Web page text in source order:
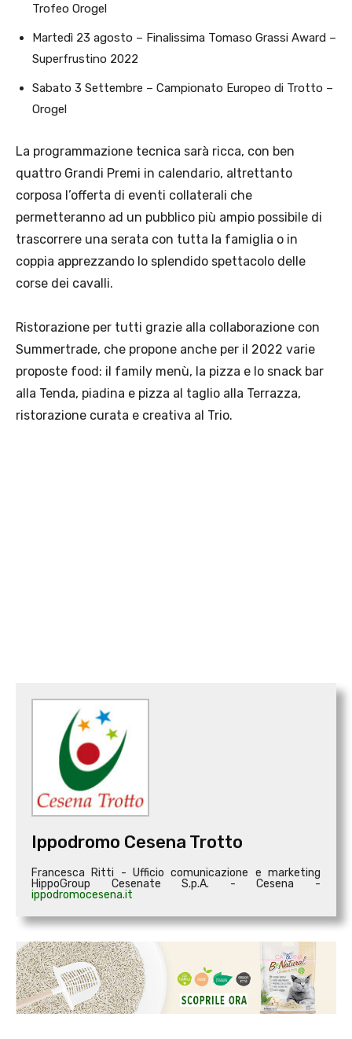
Trofeo Orogel
Martedì 23 agosto – Finalissima Tomaso Grassi Award –
Superfrustino 2022
Sabato 3 Settembre – Campionato Europeo di Trotto –
Orogel
La programmazione tecnica sarà ricca, con ben
quattro Grandi Premi in calendario, altrettanto
corposa l’offerta di eventi collaterali che
permetteranno ad un pubblico più ampio possibile di
trascorrere una serata con tutta la famiglia o in
coppia apprezzando lo splendido spettacolo delle
corse dei cavalli.
Ristorazione per tutti grazie alla collaborazione con
Summertrade, che propone anche per il 2022 varie
proposte food: il family menù, la pizza e lo snack bar
alla Tenda, piadina e pizza al taglio alla Terrazza,
ristorazione curata e creativa al Trio.
Ippodromo Cesena Trotto
Francesca Ritti - Ufficio comunicazione e marketing
HippoGroup Cesenate S.p.A. - Cesena -
ippodromocesena.it